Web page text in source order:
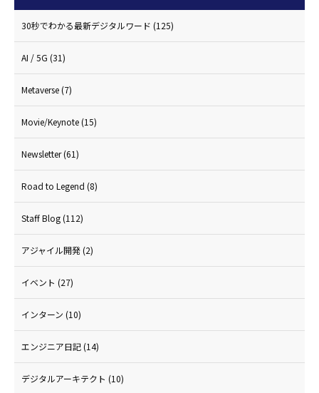
30秒でわかる最新デジタルワード (125)
AI / 5G (31)
Metaverse(7)
Movie/Keynote(15)
Newsletter(61)
Road to Legend (8)
Staff Blog(112)
アジャイル開発(2)
イベント (27)
インターン (10)
エンジニア日記(14)
デジタルアーキテクト (10)